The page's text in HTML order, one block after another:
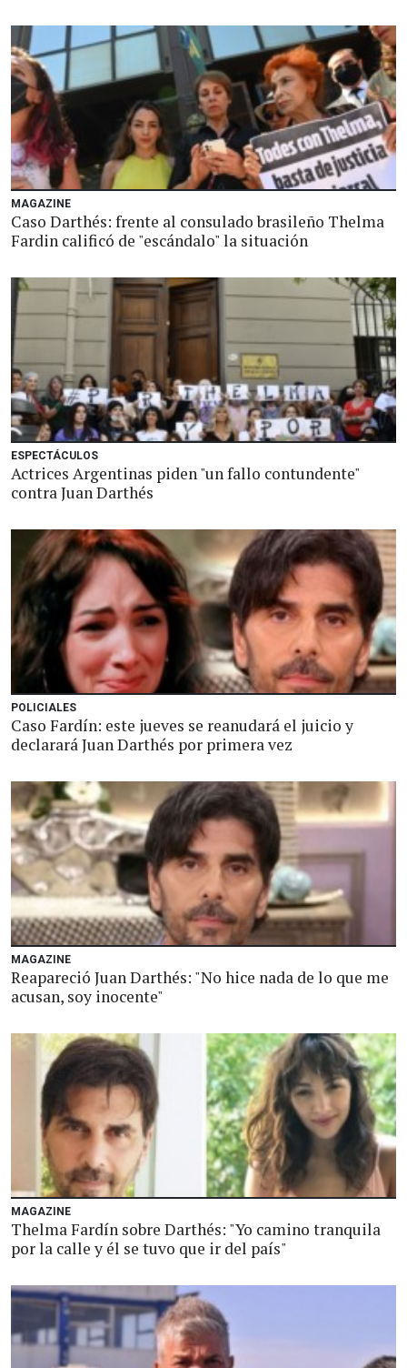
MAGAZINE
Caso Darthés: frente al consulado brasileño Thelma
Fardin calificó de "escándalo" la situación
ESPECTÁCULOS
Actrices Argentinas piden "un fallo contundente"
contra Juan Darthés
POLICIALES
Caso Fardín: este jueves se reanudará el juicio y
declarará Juan Darthés por primera vez
MAGAZINE
Reapareció Juan Darthés: "No hice nada de lo que me
acusan, soy inocente"
MAGAZINE
Thelma Fardín sobre Darthés: "Yo camino tranquila
por la calle y él se tuvo que ir del país"